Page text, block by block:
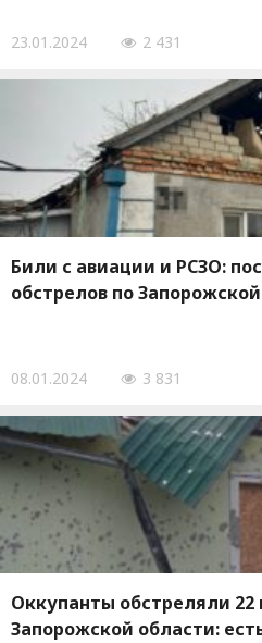
23.01.2024 2 431
Били с авиации и РСЗО:
обстрелов по
08.01.2024 3 831
Оккупанты обстреляли 22
Запорожской области: